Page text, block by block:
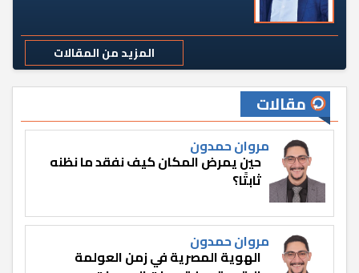
المزيد من المقالات
مقالات
مروان حمدون
حين يمرض المكان كيف نفقد ما نظنه
ثابتًا؟
مروان حمدون
الهوية المصرية في زمن العولمة